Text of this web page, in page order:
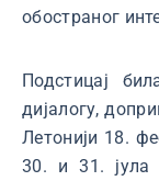
обостраног
Подстицај
дијалогу,
Летонији 18.
30. и 31.